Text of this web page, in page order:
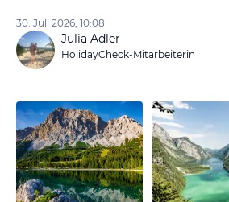
30. Juli 2026, 10:08
Julia Adler
HolidayCheck-Mitarbeiterin